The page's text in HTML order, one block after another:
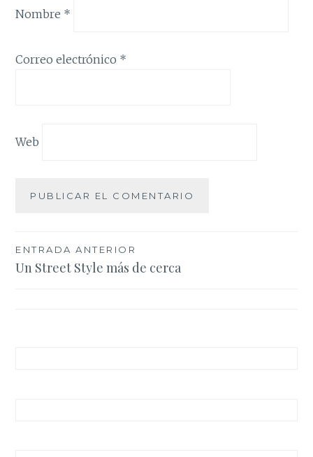
Nombre *
Correo electrónico *
Web
Navegación
de
ENTRADA ANTERIOR
Un Street Style más de cerca